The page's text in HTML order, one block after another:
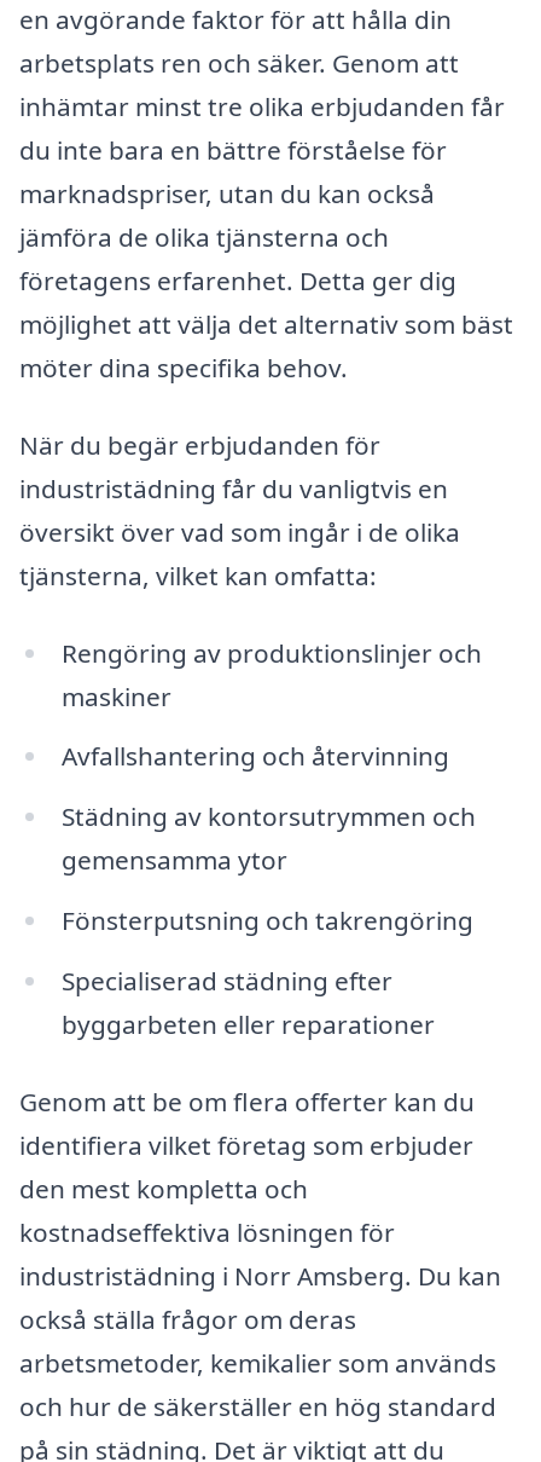
en avgörande faktor för att hålla din
arbetsplats ren och säker. Genom att
inhämtar minst tre olika erbjudanden får
du inte bara en bättre förståelse för
marknadspriser, utan du kan också
jämföra de olika tjänsterna och
företagens erfarenhet. Detta ger dig
möjlighet att välja det alternativ som bäst
möter dina specifika behov.
När du begär erbjudanden för
industristädning får du vanligtvis en
översikt över vad som ingår i de olika
tjänsterna, vilket kan omfatta:
Rengöring av produktionslinjer och
maskiner
Avfallshantering och återvinning
Städning av kontorsutrymmen och
gemensamma ytor
Fönsterputsning och takrengöring
Specialiserad städning efter
byggarbeten eller reparationer
Genom att be om flera offerter kan du
identifiera vilket företag som erbjuder
den mest kompletta och
kostnadseffektiva lösningen för
industristädning i Norr Amsberg. Du kan
också ställa frågor om deras
arbetsmetoder, kemikalier som används
och hur de säkerställer en hög standard
på sin städning. Det är viktigt att du